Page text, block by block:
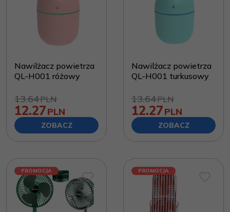
Nawilżacz powietrza
QL-H001 różowy
13.64PLN
12.27PLN
ZOBACZ
Nawilżacz powietrza
QL-H001 turkusowy
13.64PLN
12.27PLN
ZOBACZ
PROMOCJA PROMOCJA